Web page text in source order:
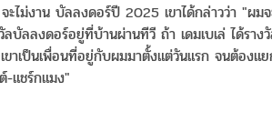
ะไม่งาน บัลลงดอร์ปี 2025 เขาได้กล่าวว่า "ผม
ลบัลลงดอร์อยู่ที่บ้านผ่านทีวี ถ้า เดมเบเล่ ได้ราง
ขาเป็นเพื่อนที่อยู่กับผมมาตั้งแต่วันแรก จนต้องแ
แชร์กแมง"